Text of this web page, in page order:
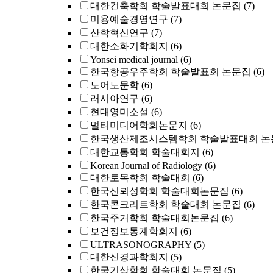
대한건축학회 학술발표대회 논문집 (7)
미용예술경영연구 (7)
산학혁신연구 (7)
대한소화기학회지 (6)
Yonsei medical journal (6)
한국항공우주학회 학술발표회 논문집 (6)
노어노문학 (6)
러시아연구 (6)
현대영미소설 (6)
멀티미디어학회논문지 (6)
한국생산제조시스템학회 학술발표대회 논
대한교통학회 학술대회지 (6)
Korean Journal of Radiology (6)
대한토목학회 학술대회 (6)
한국신뢰성학회 학술대회논문집 (6)
한국콘크리트학회 학술대회 논문집 (6)
한국주거학회 학술대회논문집 (6)
보건정보통계학회지 (6)
ULTRASONOGRAPHY (5)
대한신경과학회지 (5)
한국기상학회 학술대회 논문집 (5)